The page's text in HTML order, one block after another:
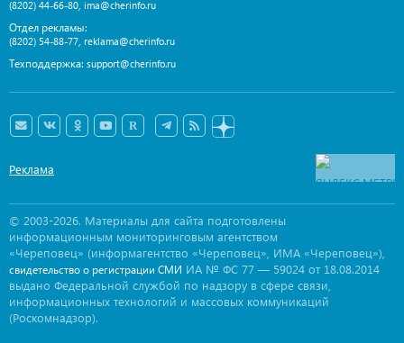
(8202) 44-66-80, ima@cherinfo.ru
Отдел рекламы:
(8202) 54-88-77, reklama@cherinfo.ru
Техподдержка: support@cherinfo.ru
Реклама
© 2003-2026. Материалы для сайта подготовлены
информационным мониторинговым агентством
«Череповец» (информагентство «Череповец», ИМА «Череповец»),
свидетельство о регистрации СМИ ИА № ФС 77 — 59024 от 18.08.2014
выдано Федеральной службой по надзору в сфере связи,
информационных технологий и массовых коммуникаций
(Роскомнадзор).